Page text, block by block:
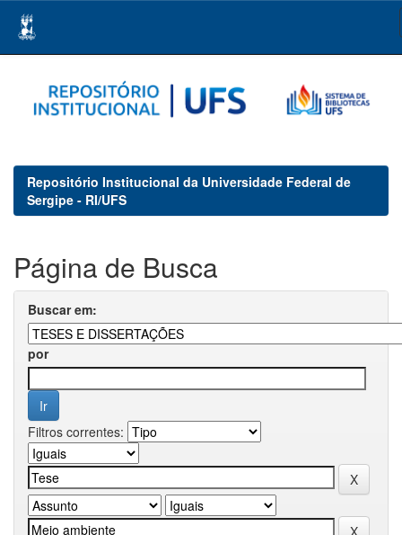
navigation
Repositório Institucional da Universidade Federal de
Sergipe - RI/UFS
Página de Busca
Buscar em:
por
Filtros correntes: